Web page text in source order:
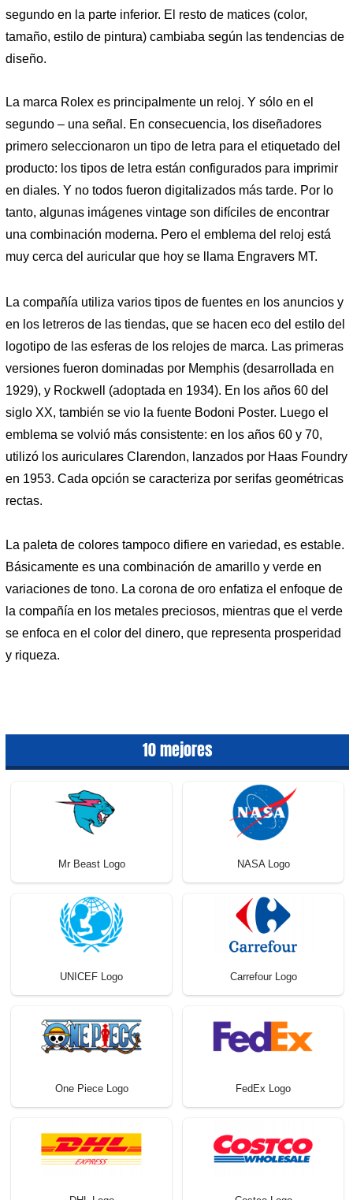
segundo en la parte inferior. El resto de matices (color,
tamaño, estilo de pintura) cambiaba según las tendencias de
diseño.
La marca Rolex es principalmente un reloj. Y sólo en el
segundo – una señal. En consecuencia, los diseñadores
primero seleccionaron un tipo de letra para el etiquetado del
producto: los tipos de letra están configurados para imprimir
en diales. Y no todos fueron digitalizados más tarde. Por lo
tanto, algunas imágenes vintage son difíciles de encontrar
una combinación moderna. Pero el emblema del reloj está
muy cerca del auricular que hoy se llama Engravers MT.
La compañía utiliza varios tipos de fuentes en los anuncios y
en los letreros de las tiendas, que se hacen eco del estilo del
logotipo de las esferas de los relojes de marca. Las primeras
versiones fueron dominadas por Memphis (desarrollada en
1929), y Rockwell (adoptada en 1934). En los años 60 del
siglo XX, también se vio la fuente Bodoni Poster. Luego el
emblema se volvió más consistente: en los años 60 y 70,
utilizó los auriculares Clarendon, lanzados por Haas Foundry
en 1953. Cada opción se caracteriza por serifas geométricas
rectas.
La paleta de colores tampoco difiere en variedad, es estable.
Básicamente es una combinación de amarillo y verde en
variaciones de tono. La corona de oro enfatiza el enfoque de
la compañía en los metales preciosos, mientras que el verde
se enfoca en el color del dinero, que representa prosperidad
y riqueza.
10 mejores
Mr Beast Logo NASA Logo
UNICEF Logo Carrefour Logo
One Piece Logo FedEx Logo